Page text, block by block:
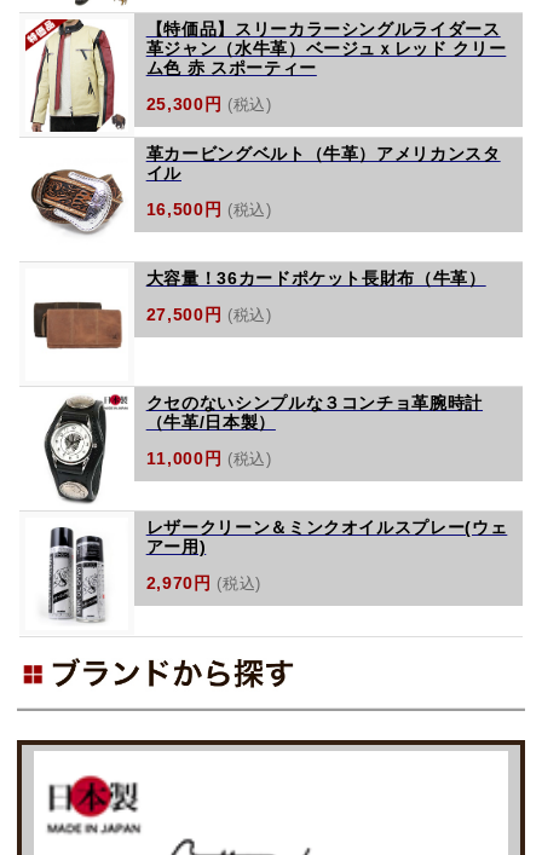
【特価品】スリーカラーシングルライダース
革ジャン（水牛革）ベージュｘレッド クリー
ム色 赤 スポーティー
25,300円 (税込)
革カービングベルト（牛革）アメリカンスタ
イル
16,500円 (税込)
大容量！36カードポケット長財布（牛革）
27,500円 (税込)
クセのないシンプルな３コンチョ革腕時計
（牛革/日本製）
11,000円 (税込)
レザークリーン＆ミンクオイルスプレー(ウェ
アー用)
2,970円 (税込)